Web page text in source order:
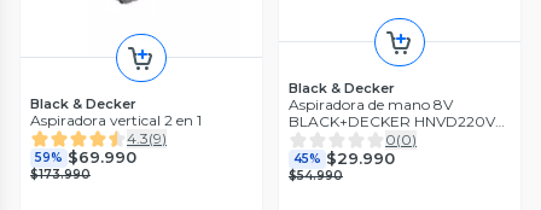
Black & Decker
Aspiradora vertical 2 en 1
4.3(9)
59% $69.990
$173.990
Black & Decker
Aspiradora de mano 8V
BLACK+DECKER HNVD220V8-
B2C
0(0)
45% $29.990
$54.990